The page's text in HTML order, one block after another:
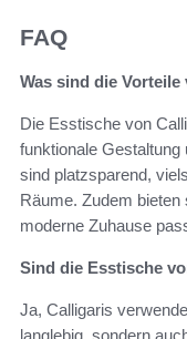
FAQ
Was sind die
Die Esstische von
funktionale Gestaltung
sind platzsparend,
Räume. Zudem
moderne Zuhause
Sind die Esstische
Ja, Calligaris
langlebig, sondern